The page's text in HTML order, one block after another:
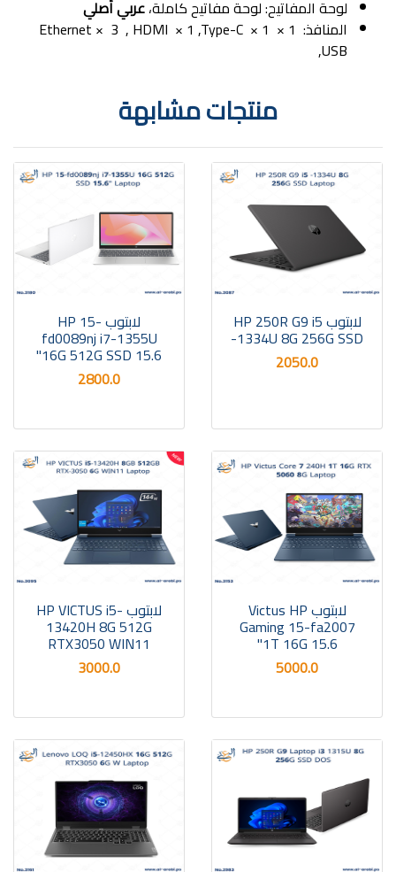
لوحة المفاتيح: لوحة مفاتيح كاملة،عربي أصلي
المنافذ: 1 × Ethernet × 3 , HDMI × 1 ,Type-C × 1
,USB
منتجات مشابهة
لابتوب HP 250R G9 i5
-1334U 8G 256G SSD
2050.0
لابتوب HP 15-
fd0089nj i7-1355U
16G 512G SSD 15.6"
2800.0
لابتوب Victus HP
Gaming 15-fa2007
1T 16G 15.6"
5000.0
لابتوب HP VICTUS i5-
13420H 8G 512G
RTX3050 WIN11
3000.0